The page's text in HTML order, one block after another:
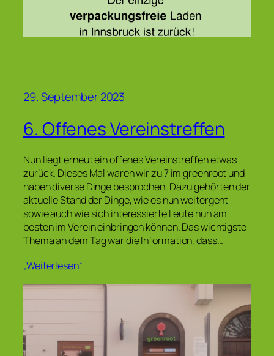
29. September 2023
6. Offenes Vereinstreffen
Nun liegt erneut ein offenes Vereinstreffen etwas
zurück. Dieses Mal waren wir zu 7 im greenroot und
haben diverse Dinge besprochen. Dazu gehörten der
aktuelle Stand der Dinge, wie es nun weitergeht
sowie auch wie sich interessierte Leute nun am
besten im Verein einbringen können. Das wichtigste
Thema an dem Tag war die Information, dass…
„Weiterlesen“